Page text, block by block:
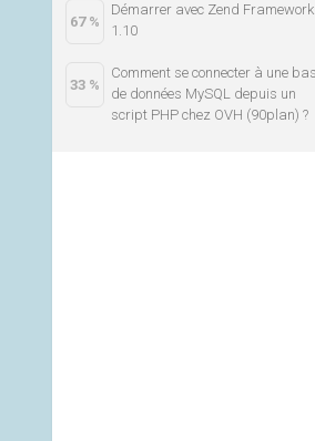
67 %
Démarrer avec Zend Framework
1.10
33 %
Comment se connecter à une
de données MySQL depuis un
script PHP chez OVH (90plan) ?